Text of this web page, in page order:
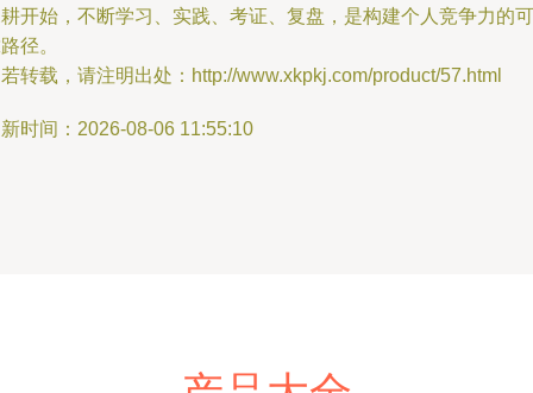
开始，不断学习、实践、考证、复盘，是构建个人竞争力的可
径。
转载，请注明出处：http://www.xkpkj.com/product/57.html
时间：2026-08-06 11:55:10